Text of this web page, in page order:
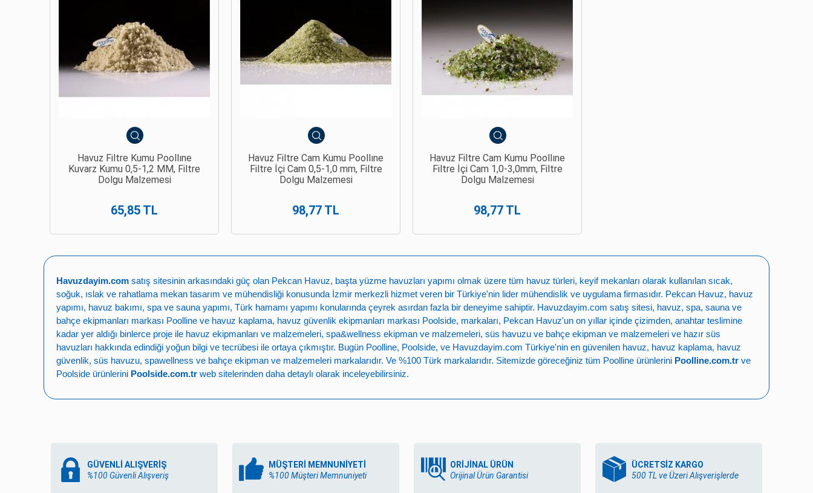
Havuz Filtre Kumu Poollıne
Kuvarz Kumu 0,5-1,2 MM, Filtre
Dolgu Malzemesi
65,85 TL
Havuz Filtre Cam Kumu Poollıne
Filtre İçi Cam 0,5-1,0 mm, Filtre
Dolgu Malzemesi
98,77 TL
Havuz Filtre Cam Kumu Poollıne
Filtre İçi Cam 1,0-3,0mm, Filtre
Dolgu Malzemesi
98,77 TL
Havuzdayim.com satış sitesinin arkasındaki güç olan Pekcan Havuz, başta yüzme havuzları yapımı olmak üzere tüm havuz türleri, keyif mekanları olarak kullanılan sıcak,
soğuk, ıslak ve rahatlama mekan tasarım ve mühendisliği konusunda İzmir merkezli hizmet veren bir Türkiye'nin lider mühendislik ve uygulama firmasıdır. Pekcan Havuz, havuz
yapımı, havuz bakımı, spa ve sauna yapımı, Türk hamamı yapımı konularında çeyrek asırdan fazla bir deneyime sahiptir. Havuzdayim.com satış sitesi, havuz, spa, sauna ve
bahçe ekipmanları markası Poolline ve havuz kaplama, havuz güvenlik ekipmanları markası Poolside, markaları, Pekcan Havuz'un on yıllar içinde çizimden, anahtar teslimine
kadar yer aldığı binlerce proje ile havuz ekipmanları ve malzemeleri, spa&wellness ekipman ve malzemeleri, süs havuzu ve bahçe ekipman ve malzemeleri ve hazır süs
havuzları hakkında edindiği yoğun bilgi ve tecrübesi ile ortaya çıkmıştır. Bugün Poolline, Poolside, ve Havuzdayim.com Türkiye'nin en güvenilen havuz, havuz kaplama, havuz
güvenlik, süs havuzu, spawellness ve bahçe ekipman ve malzemeleri markalarıdır. Ve %100 Türk markalarıdır. Sitemizde göreceğiniz tüm Poolline ürünlerini Poolline.com.tr ve
Poolside ürünlerini Poolside.com.tr web sitelerinden daha detaylı olarak inceleyebilirsiniz.
GÜVENLİ ALIŞVERİŞ
%100 Güvenli Alışveriş
MÜŞTERİ MEMNUNİYETİ
%100 Müşteri Memnuniyeti
ORİJİNAL ÜRÜN
Orijinal Ürün Garantisi
ÜCRETSİZ KARGO
500 TL ve Üzeri Alışverişlerde